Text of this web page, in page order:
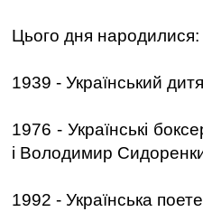
Цього дня народилися:
1939 - Український
1976 - Українські
і Володимир
1992 - Українська